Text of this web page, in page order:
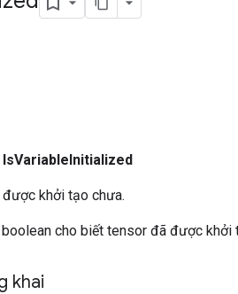
IsVariableInitialized
khởi tạo chưa.
cho biết tensor đã được khởi
khai